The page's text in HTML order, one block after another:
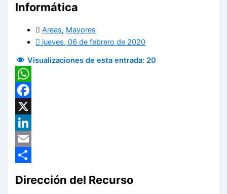
Informática
Areas, Mayores
jueves, 06 de febrero de 2020
Visualizaciones de esta entrada: 20
WhatsApp
Facebook
X
LinkedIn
Email
Dirección del Recurso